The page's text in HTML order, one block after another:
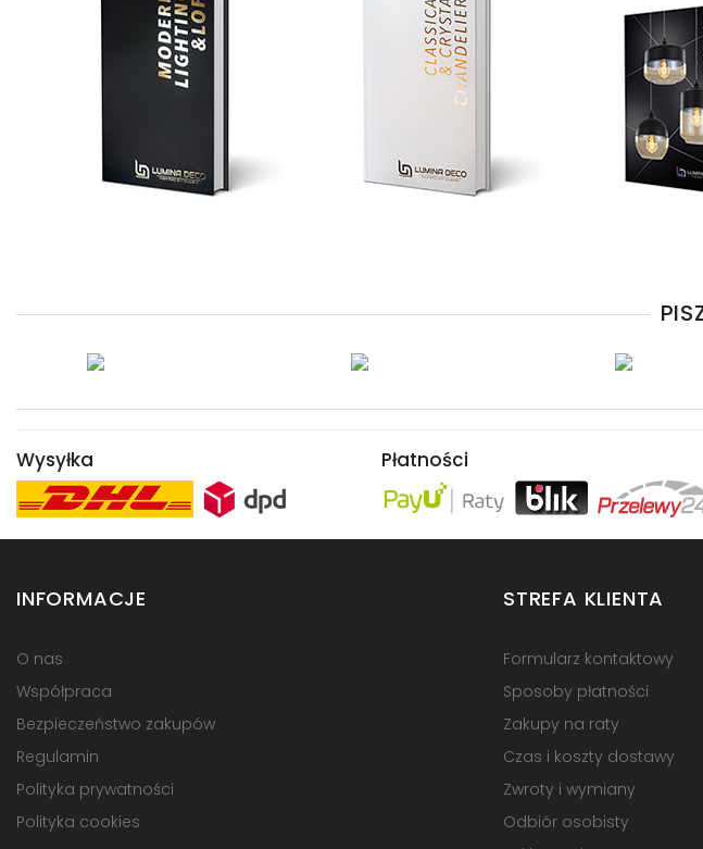
Wysyłka Płatności
INFORMACJE
O nas
Współpraca
Bezpieczeństwo zakupów
Regulamin
Polityka prywatności
Polityka cookies
STREFA KLIENTA
Formularz kontaktowy
Sposoby płatności
Zakupy na raty
Czas i koszty dostawy
Zwroty i wymiany
Odbiór osobisty